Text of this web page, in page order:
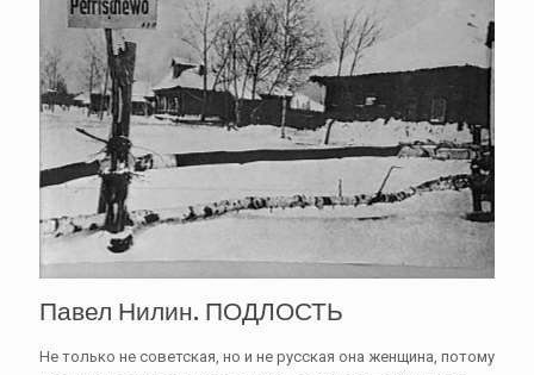
Павел Нилин. ПОДЛОСТЬ
Не только не советская, но и не русская она женщина, потому